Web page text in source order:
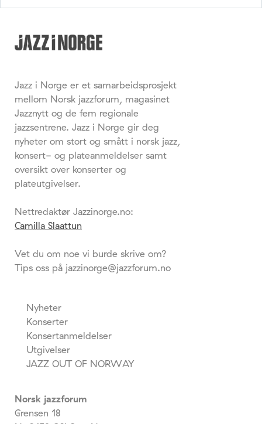
Jazz i Norge er et samarbeidsprosjekt
mellom Norsk jazzforum, magasinet
Jazznytt og de fem regionale
jazzsentrene. Jazz i Norge gir deg
nyheter om stort og smått i norsk jazz,
konsert- og plateanmeldelser samt
oversikt over konserter og
plateutgivelser.
Nettredaktør Jazzinorge.no:
Camilla Slaattun
Vet du om noe vi burde skrive om?
Tips oss på jazzinorge@jazzforum.no
Nyheter
Konserter
Konsertanmeldelser
Utgivelser
JAZZ OUT OF NORWAY
Norsk jazzforum
Grensen 18